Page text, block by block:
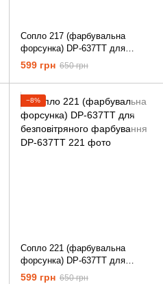
Сопло 217 (фарбувальна
форсунка) DP-637TT для
безповітряного фарбування
599 грн 650 грн
−8%
Сопло 221 (фарбувальна
форсунка) DP-637TT для
безповітряного фарбування
599 грн 650 грн